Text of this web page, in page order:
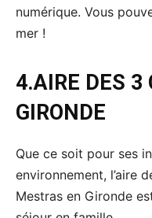
numérique. Vous
mer !
4.AIRE DES 3
GIRONDE
Que ce soit pour ses
environnement, l’aire
Mestras en Gironde